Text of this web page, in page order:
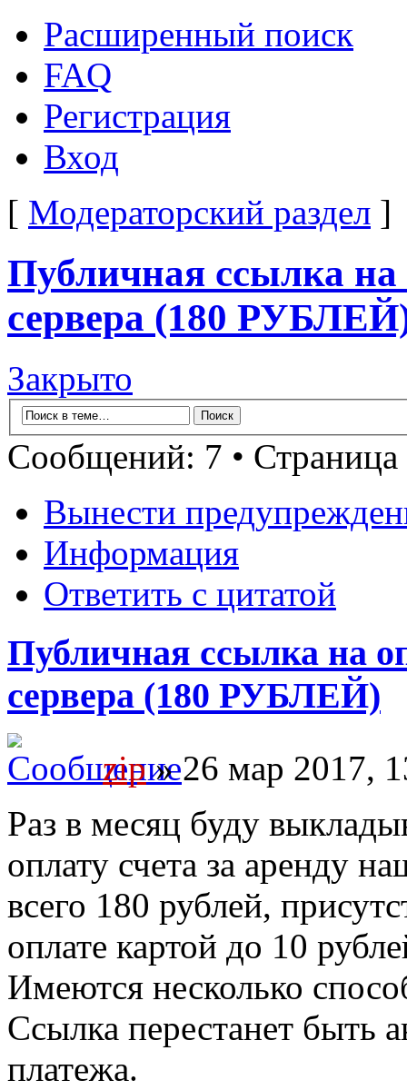
Расширенный поиск
FAQ
Регистрация
Вход
[ Модераторский раздел ]
Публичная ссылка на
сервера (180
Закрыто
Сообщений: 7 • Страница
Вынести
Информация
Ответить с цитатой
Публичная ссылка на
сервера (180 РУБЛЕЙ)
zip» 26 мар 2017,
Раз в месяц буду
оплату счета за аренду
всего 180 рублей,
оплате картой до 10
Имеются несколько
Ссылка перестанет быть
платежа.